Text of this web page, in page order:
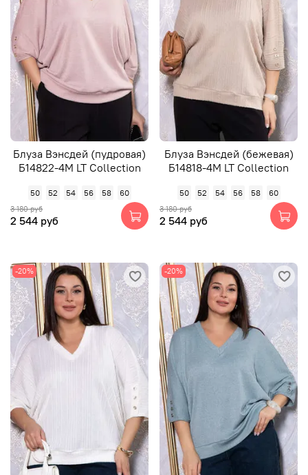
Блуза Вэнсдей (пудровая)
Б14822-4М LT Collection
50 52 54 56 58 60
3 180 руб
2 544 руб
Блуза Вэнсдей (бежевая)
Б14818-4М LT Collection
50 52 54 56 58 60
3 180 руб
2 544 руб
-20% -20%